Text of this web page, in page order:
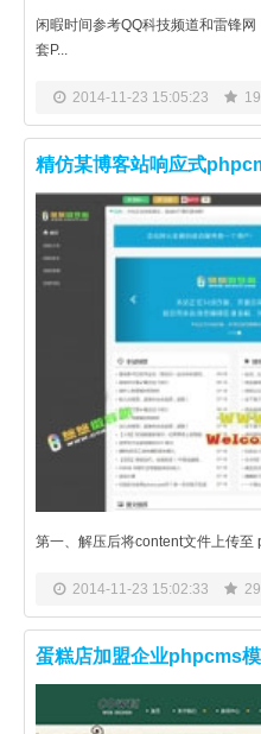
闲暇时间参考QQ科技频道和雷锋
套P...
2014-11-23 15:05:23
精仿某博客站响应式
第一、解压后将content文件上传至
2014-11-23 15:02:33
蛋糕店加盟企业phpcms